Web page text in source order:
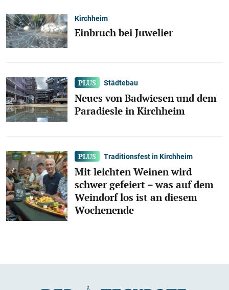
Kirchheim
Einbruch bei Juwelier
Städtebau
Neues von Badwiesen und dem
Paradiesle in Kirchheim
Traditionsfest in Kirchheim
Mit leichten Weinen wird
schwer gefeiert – was auf dem
Weindorf los ist an diesem
Wochenende